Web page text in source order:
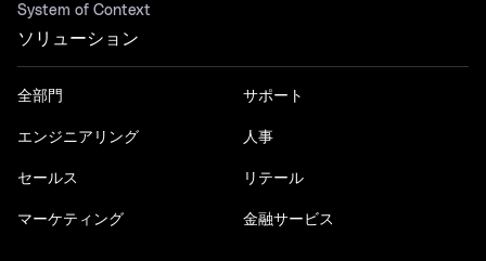
System of Context
ソリューション
全部門
エンジニアリング
セールス
マーケティング
サポート
人事
リテール
金融サービス